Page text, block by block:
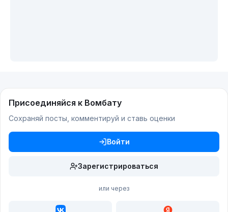
Присоединяйся к Вомбату
Сохраняй посты, комментируй и ставь оценки
Войти
Зарегистрироваться
или через